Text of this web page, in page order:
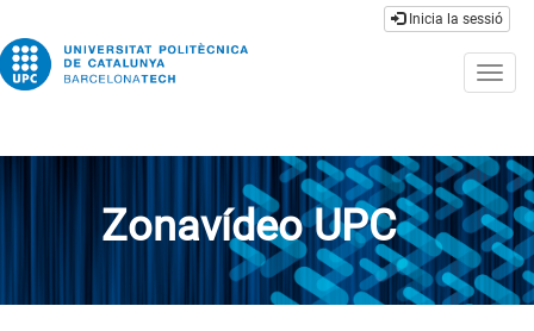
Inicia la sessió
Zonavídeo UPC